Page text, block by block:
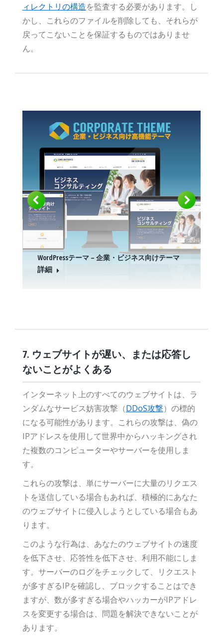
ィレクトリの構造を監査する必要があります。し
かし、これらのファイルを削除しても、それらが
戻ってこないことを保証するものではありませ
ん。
WordPressテーマ – 企業・ビジネス向けテーマ
詳細
7. ウェブサイトが遅い、または応答し
ないことがよくある
インターネット上のすべてのウェブサイトは、ラ
ンダムなサービス妨害攻撃（DDoS攻撃）の標的
になる可能性があります。これらの攻撃は、偽の
IPアドレスを使用して世界中からハッキングされ
た複数のコンピューターやサーバーを使用しま
す。
これらの攻撃は、単にサーバーに大量のリクエス
トを送信している場合もあれば、積極的にあなた
のウェブサイトに侵入しようとしている場合もあ
ります。
このような行為は、あなたのウェブサイトの速度
を低下させ、応答性を低下させ、利用不能にしま
す。サーバーのログをチェックして、リクエスト
が多すぎるIPを確認し、ブロックすることはでき
ますが、数が多すぎる場合やハッカーがIPアドレ
スを変更する場合は、問題を解決できないことが
あります。